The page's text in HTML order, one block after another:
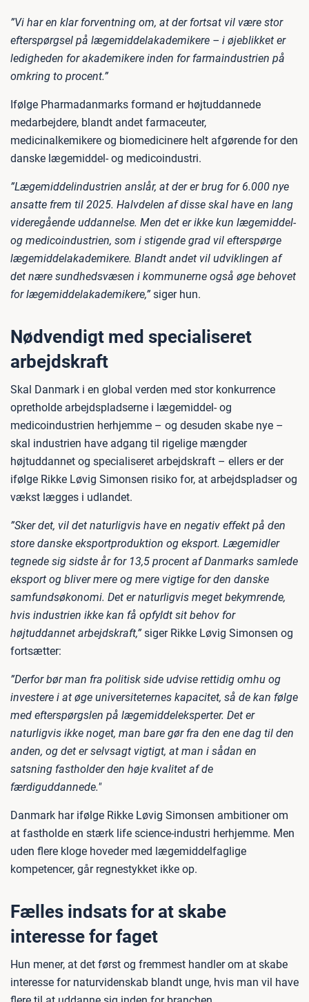
”Vi har en klar forventning om, at der fortsat vil være stor
efterspørgsel på lægemiddelakademikere – i øjeblikket er
ledigheden for akademikere inden for farmaindustrien på
omkring to procent.”
Ifølge Pharmadanmarks formand er højtuddannede
medarbejdere, blandt andet farmaceuter,
medicinalkemikere og biomedicinere helt afgørende for den
danske lægemiddel- og medicoindustri.
”Lægemiddelindustrien anslår, at der er brug for 6.000 nye
ansatte frem til 2025. Halvdelen af disse skal have en lang
videregående uddannelse. Men det er ikke kun lægemiddel-
og medicoindustrien, som i stigende grad vil efterspørge
lægemiddelakademikere. Blandt andet vil udviklingen af
det nære sundhedsvæsen i kommunerne også øge behovet
for lægemiddelakademikere,” siger hun.
Nødvendigt med specialiseret
arbejdskraft
Skal Danmark i en global verden med stor konkurrence
opretholde arbejdspladserne i lægemiddel- og
medicoindustrien herhjemme – og desuden skabe nye –
skal industrien have adgang til rigelige mængder
højtuddannet og specialiseret arbejdskraft – ellers er der
ifølge Rikke Løvig Simonsen risiko for, at arbejdspladser og
vækst lægges i udlandet.
”Sker det, vil det naturligvis have en negativ effekt på den
store danske eksportproduktion og eksport. Lægemidler
tegnede sig sidste år for 13,5 procent af Danmarks samlede
eksport og bliver mere og mere vigtige for den danske
samfundsøkonomi. Det er naturligvis meget bekymrende,
hvis industrien ikke kan få opfyldt sit behov for
højtuddannet arbejdskraft,” siger Rikke Løvig Simonsen og
fortsætter:
”Derfor bør man fra politisk side udvise rettidig omhu og
investere i at øge universiteternes kapacitet, så de kan følge
med efterspørgslen på lægemiddeleksperter. Det er
naturligvis ikke noget, man bare gør fra den ene dag til den
anden, og det er selvsagt vigtigt, at man i sådan en
satsning fastholder den høje kvalitet af de
færdiguddannede."
Danmark har ifølge Rikke Løvig Simonsen ambitioner om
at fastholde en stærk life science-industri herhjemme. Men
uden flere kloge hoveder med lægemiddelfaglige
kompetencer, går regnestykket ikke op.
Fælles indsats for at skabe
interesse for faget
Hun mener, at det først og fremmest handler om at skabe
interesse for naturvidenskab blandt unge, hvis man vil have